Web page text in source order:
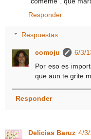
Responder
Respuestas
comoju
6/3/
Por eso es
que aun te grite
Responder
Delicias Baruz 4/